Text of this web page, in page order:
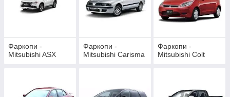
Фаркопи -
Mitsubishi ASX
Фаркопи -
Mitsubishi Carisma
Фаркопи -
Mitsubishi Colt